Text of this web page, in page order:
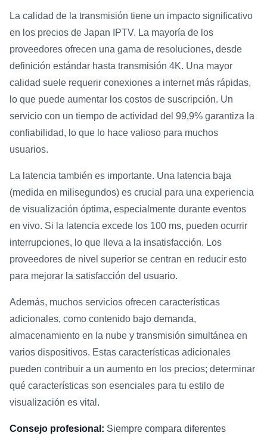
La calidad de la transmisión tiene un impacto significativo
en los precios de Japan IPTV. La mayoría de los
proveedores ofrecen una gama de resoluciones, desde
definición estándar hasta transmisión 4K. Una mayor
calidad suele requerir conexiones a internet más rápidas,
lo que puede aumentar los costos de suscripción. Un
servicio con un tiempo de actividad del 99,9% garantiza la
confiabilidad, lo que lo hace valioso para muchos
usuarios.
La latencia también es importante. Una latencia baja
(medida en milisegundos) es crucial para una experiencia
de visualización óptima, especialmente durante eventos
en vivo. Si la latencia excede los 100 ms, pueden ocurrir
interrupciones, lo que lleva a la insatisfacción. Los
proveedores de nivel superior se centran en reducir esto
para mejorar la satisfacción del usuario.
Además, muchos servicios ofrecen características
adicionales, como contenido bajo demanda,
almacenamiento en la nube y transmisión simultánea en
varios dispositivos. Estas características adicionales
pueden contribuir a un aumento en los precios; determinar
qué características son esenciales para tu estilo de
visualización es vital.
Consejo profesional: Siempre compara diferentes